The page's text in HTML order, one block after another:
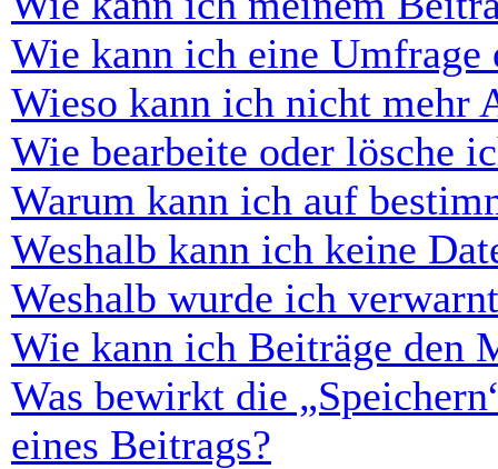
Wie kann ich eine Umfrage
Wieso kann ich nicht mehr
Wie bearbeite oder lösche
Warum kann ich auf
Weshalb kann ich keine
Weshalb wurde ich
Wie kann ich Beiträge den
Was bewirkt die
eines Beitrags?